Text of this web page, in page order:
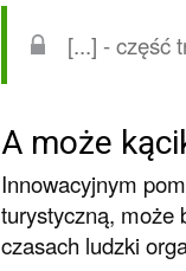
[...] - część
A może
Innowacyjnym
turystyczną, może
czasach ludzki